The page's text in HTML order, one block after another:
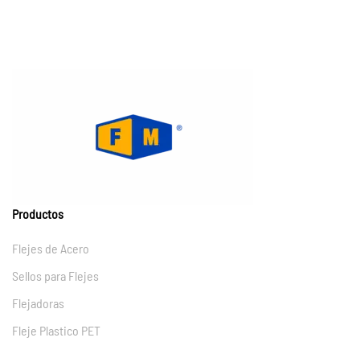
Productos
Flejes de Acero
Sellos para Flejes
Flejadoras
Fleje Plastico PET